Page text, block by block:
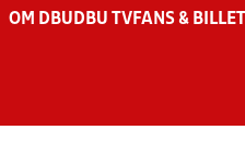
OM DBU DBU TV FANS &